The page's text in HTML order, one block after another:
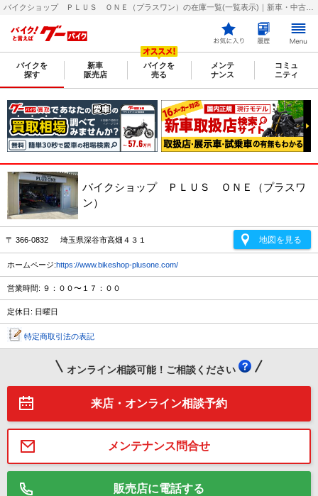
バイクを
探す
新車
販売店
バイクを
売る
メンテ
ナンス
コミュ
ニティ
バイクショップ ＰＬＵＳ ＯＮＥ（プラスワ
ン）
〒 366-0832 埼玉県深谷市高畑４３１ 地図を見る
ホームページ:https://www.bikeshop-plusone.com/
営業時間: ９：００〜１７：００
定休日: 日曜日
特定商取引法の表記
オンライン相談可能！ご相談ください
来店・オンライン相談予約
メンテナンス問合せ
販売店に電話する